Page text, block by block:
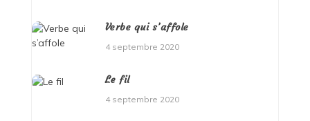
Verbe qui s’affole
4 septembre 2020
Le fil
4 septembre 2020